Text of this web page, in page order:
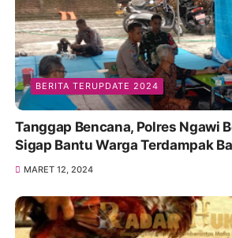
BERITA TERUPDATE 2024
Tanggap Bencana, Polres Ngawi
Sigap Bantu Warga Terdampak
MARET 12, 2024